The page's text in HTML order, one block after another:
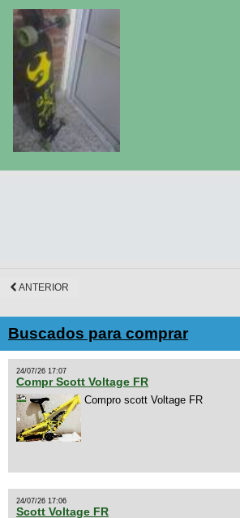
ANTERIOR
Buscados para comprar
24/07/26 17:07
Compr Scott Voltage FR
Compro scott Voltage FR
24/07/26 17:06
Scott Voltage FR